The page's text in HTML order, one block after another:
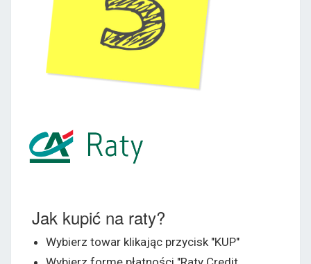
Jak kupić na raty?
Wybierz towar klikając przycisk "KUP"